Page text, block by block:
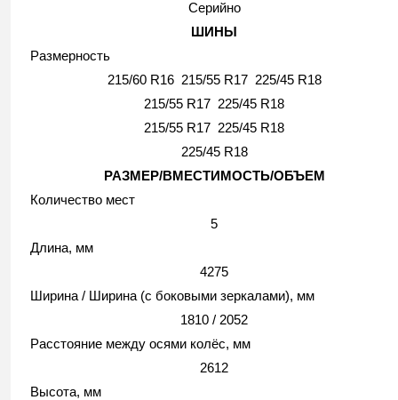
Серийно
ШИНЫ
Размерность
215/60 R16 215/55 R17 225/45 R18
215/55 R17 225/45 R18
215/55 R17 225/45 R18
225/45 R18
РАЗМЕР/ВМЕСТИМОСТЬ/ОБЪЕМ
Количество мест
5
Длина, мм
4275
Ширина / Ширина (с боковыми зеркалами), мм
1810 / 2052
Расстояние между осями колёс, мм
2612
Высота, мм